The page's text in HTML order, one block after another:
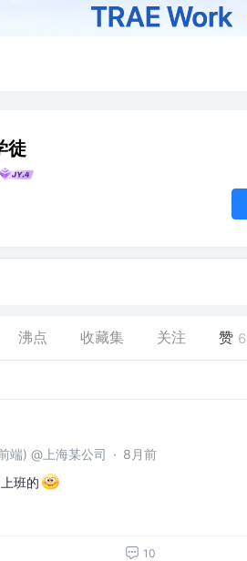
徒
沸点 收藏集 关注 赞 6
端) @上海某公司 · 8月前
班的
10